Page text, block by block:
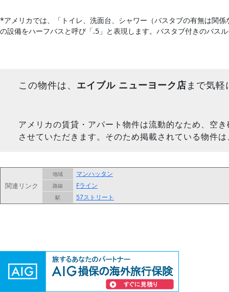
*アメリカでは、「トイレ、洗面台、シャワー（バスタブの有無は関
の設備をハーフバスと呼び「.5」と表現します。バスタブ付きのバス
この物件は、 エイブル ニューヨーク店 まで気
アメリカの賃貸・アパート物件は流動的なため、空
させていただきます。そのため掲載されている物件
関連リンク
地域 マンハッタン
路線 Fライン
駅 57ストリート